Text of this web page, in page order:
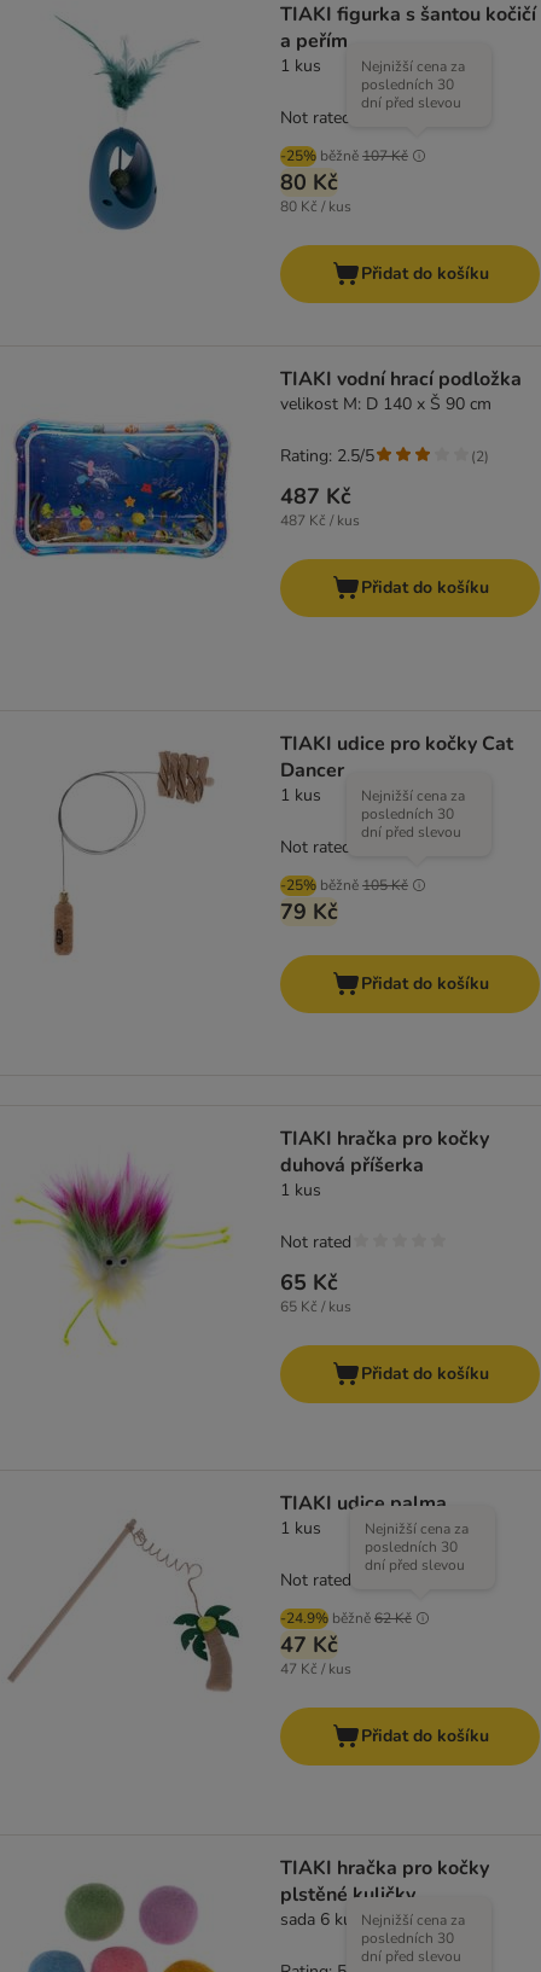
TIAKI figurka s šantou kočičí
a peřím
1 kus
-25% běžně107 Kč
Nejnižší cena za
posledních 30
dní před slevou
80 Kč
80 Kč / kus
Not rated
Přidat do košíku
TIAKI vodní hrací podložka
velikost M: D 140 x Š 90 cm
487 Kč
487 Kč / kus
Rating: 2.5/5 (2)
Přidat do košíku
TIAKI udice pro kočky Cat
Dancer
1 kus
-25% běžně105 Kč
Nejnižší cena za
posledních 30
dní před slevou
79 Kč
Not rated
Přidat do košíku
TIAKI hračka pro kočky
duhová příšerka
1 kus
65 Kč
65 Kč / kus
Not rated
Přidat do košíku
TIAKI udice palma
1 kus
-24.9% běžně62 Kč
Nejnižší cena za
posledních 30
dní před slevou
47 Kč
47 Kč / kus
Not rated
Přidat do košíku
TIAKI hračka pro kočky
plstěné kuličky
sada 6 kusů (Ø 3 cm každý)
Nejnižší cena za
posledních 30
dní před slevou